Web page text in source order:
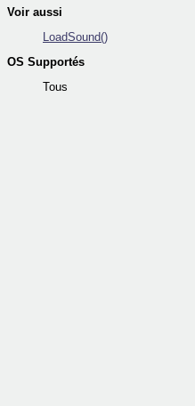
Voir aussi
LoadSound()
OS Supportés
Tous